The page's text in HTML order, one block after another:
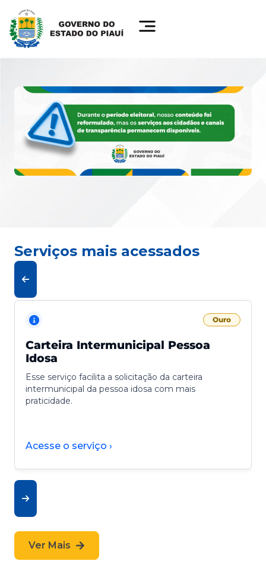
Serviços mais acessados
Ouro
Carteira Intermunicipal Pessoa
Idosa
Esse serviço facilita a solicitação da carteira
intermunicipal da pessoa idosa com mais
praticidade.
Acesse o serviço ›
Ver Mais